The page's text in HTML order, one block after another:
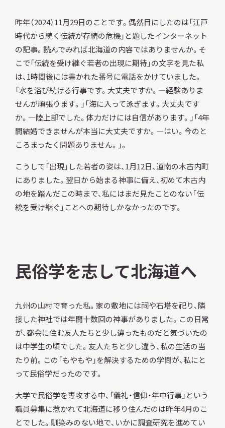
ト
内
索
サイトマップ 入札・公開情報 プライバシーポリシー
X 公式アカウント
昨年（2024）11月29日のことです。偶然目にしたのは「江戸
時代から続く伝統が存続の危機」と題したインターネット
の記事。読んでみれば北海道の内容ではありませんか。そ
こで「伝統を受け継ぐ若者の出現に期待」の文字を見た私
は、1時間後には書かれた番号に電話をかけていました。
「水を浴び続ける行事です。大丈夫ですか。―経験ありま
せんが頑張ります。」「海に入って泳ぎます。大丈夫です
か。―陸上部でした。体力だけには自信があります。」「4年
間結婚できませんが本当に大丈夫ですか。―はい。今のと
ころまったく問題ありません。」。
こうして「出現」した若者の姿は、1月12日、道南の木古内町
にありました。翌日から始まる神事に備え、初めて木古内
の地を踏んだこの時まで、私にはまだ見たことのない「伝
統を受け継ぐ」ことへの期待しかなかったのです。
民俗学を志して北海道へ
九州の山村で育った私。家の敷地には祠や石塔を祀り、隣
接した神社では年間十数回の神事がありました。この日常
が、都会に住む友人たちと少し違ったものだと気づいたの
は中学生の頃でした。友人たちと少し違う、私の生活の当
たり前。この「もやもや」を解決するための学問が、私にと
って民俗学だったのです。
大学で民俗学を専攻する中、「儀礼・信仰・年中行事」という
職員募集に惹かれて北海道に移り住んだのは昨年4月のこ
とでした。馴染みのない地で、いかに調査研究を進めてい